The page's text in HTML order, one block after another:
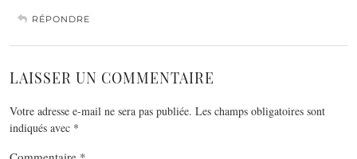
RÉPONDRE
LAISSER UN COMMENTAIRE
Votre adresse e-mail ne sera pas publiée. Les champs obligatoires sont
indiqués avec *